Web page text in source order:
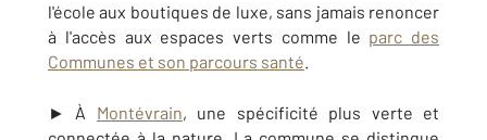
l'école aux boutiques de luxe, sans jamais renoncer
à l'accès aux espaces verts comme le parc des
Communes et son parcours santé.
► À Montévrain, une spécificité plus verte et